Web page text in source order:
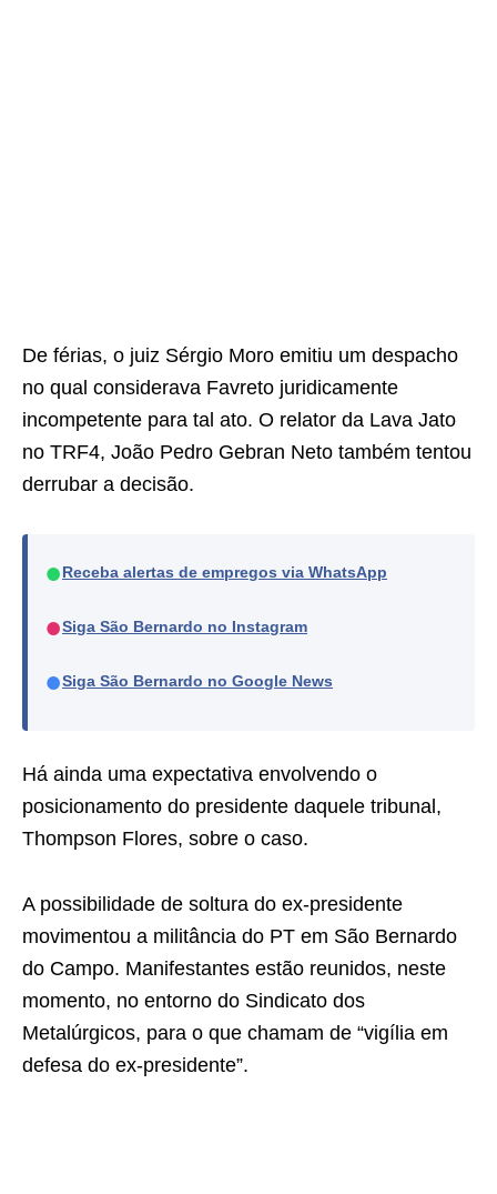
De férias, o juiz Sérgio Moro emitiu um despacho
no qual considerava Favreto juridicamente
incompetente para tal ato. O relator da Lava Jato
no TRF4, João Pedro Gebran Neto também tentou
derrubar a decisão.
● Receba alertas de empregos via WhatsApp
●Siga São Bernardo no Instagram
●Siga São Bernardo no Google News
Há ainda uma expectativa envolvendo o
posicionamento do presidente daquele tribunal,
Thompson Flores, sobre o caso.
A possibilidade de soltura do ex-presidente
movimentou a militância do PT em São Bernardo
do Campo. Manifestantes estão reunidos, neste
momento, no entorno do Sindicato dos
Metalúrgicos, para o que chamam de “vigília em
defesa do ex-presidente”.